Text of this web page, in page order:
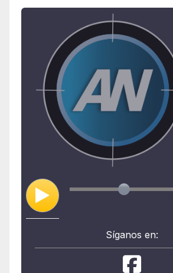
Síganos en: